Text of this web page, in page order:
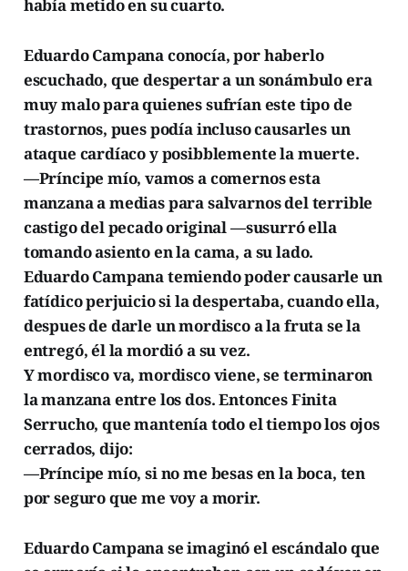
había metido en su cuarto.
Eduardo Campana conocía, por haberlo
escuchado, que despertar a un sonámbulo era
muy malo para quienes sufrían este tipo de
trastornos, pues podía incluso causarles un
ataque cardíaco y posibblemente la muerte.
—Príncipe mío, vamos a comernos esta
manzana a medias para salvarnos del terrible
castigo del pecado original —susurró ella
tomando asiento en la cama, a su lado.
Eduardo Campana temiendo poder causarle un
fatídico perjuicio si la despertaba, cuando ella,
despues de darle un mordisco a la fruta se la
entregó, él la mordió a su vez.
Y mordisco va, mordisco viene, se terminaron
la manzana entre los dos. Entonces Finita
Serrucho, que mantenía todo el tiempo los ojos
cerrados, dijo:
—Príncipe mío, si no me besas en la boca, ten
por seguro que me voy a morir.
Eduardo Campana se imaginó el escándalo que